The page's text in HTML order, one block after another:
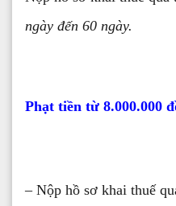
ngày đến 60 ngày.
Phạt tiền từ 8.000.000
– Nộp hồ sơ khai thuế